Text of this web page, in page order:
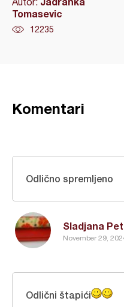
Tomasevic
12235
Komentari
Sladjana
November 29,
Odlično spremljeno
Odlični štapići